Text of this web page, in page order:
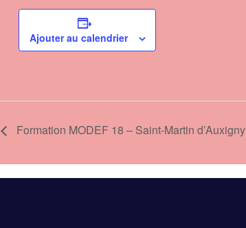
Ajouter au calendrier
Formation MODEF 18 – Saint-Martin d’Auxigny